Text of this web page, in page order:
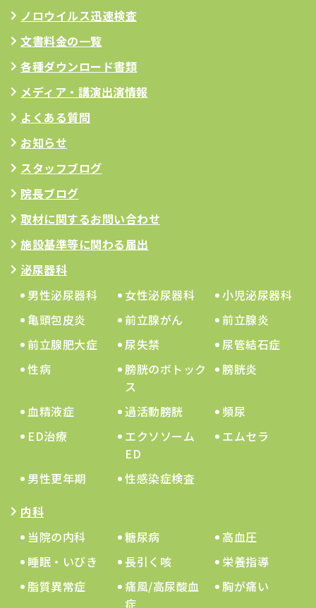
ノロウイルス迅速検査
文書料金の一覧
各種ダウンロード書類
メディア・講演出演情報
よくある質問
お知らせ
スタッフブログ
院長ブログ
取材に関するお問い合わせ
施設基準等に関わる届出
泌尿器科
男性泌尿器科
女性泌尿器科
小児泌尿器科
亀頭包皮炎
前立腺がん
前立腺炎
前立腺肥大症
尿失禁
尿管結石症
性病
膀胱のボトック
ス
膀胱炎
血精液症 過活動膀胱
頻尿
ED治療
エクソソーム
ED
エムセラ
男性更年期
性感染症検査
内科
当院の内科
糖尿病
高血圧
睡眠・いびき
長引く咳
栄養指導
脂質異常症
痛風/高尿酸血
症
胸が痛い